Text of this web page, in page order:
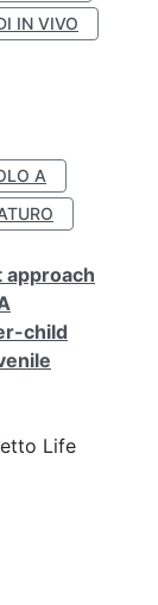
IN VIVO
A
approach
child
Life